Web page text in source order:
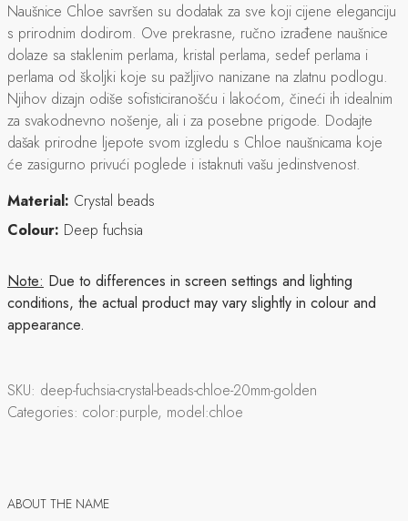
Naušnice Chloe savršen su dodatak za sve koji cijene eleganciju
s prirodnim dodirom. Ove prekrasne, ručno izrađene naušnice
dolaze sa staklenim perlama, kristal perlama, sedef perlama i
perlama od školjki koje su pažljivo nanizane na zlatnu podlogu.
Njihov dizajn odiše sofisticiranošću i lakoćom, čineći ih idealnim
za svakodnevno nošenje, ali i za posebne prigode. Dodajte
dašak prirodne ljepote svom izgledu s Chloe naušnicama koje
će zasigurno privući poglede i istaknuti vašu jedinstvenost.
Material: Crystal beads
Colour: Deep fuchsia
Note: Due to differences in screen settings and lighting
conditions, the actual product may vary slightly in colour and
appearance.
SKU: deep-fuchsia-crystal-beads-chloe-20mm-golden
Categories: color:purple, model:chloe
ABOUT THE NAME